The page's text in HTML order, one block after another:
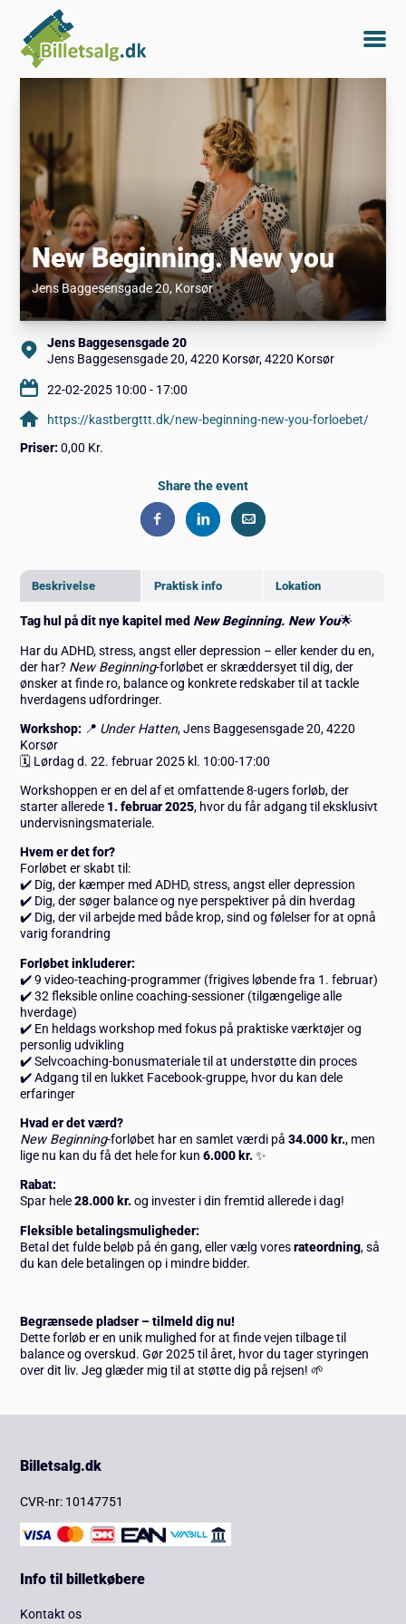
New Beginning. New you
Jens Baggesensgade 20, Korsør
Beskrivelse Praktisk info Lokation
Tag hul på dit nye kapitel med New Beginning. New You🌟
Har du ADHD, stress, angst eller depression – eller kender du en,
der har? New Beginning-forløbet er skræddersyet til dig, der
ønsker at finde ro, balance og konkrete redskaber til at tackle
hverdagens udfordringer.
Workshop: 📍 Under Hatten, Jens Baggesensgade 20, 4220
Korsør
🗓 Lørdag d. 22. februar 2025 kl. 10:00-17:00
Workshoppen er en del af et omfattende 8-ugers forløb, der
starter allerede 1. februar 2025, hvor du får adgang til eksklusivt
undervisningsmateriale.
Hvem er det for?
Forløbet er skabt til:
✔️ Dig, der kæmper med ADHD, stress, angst eller depression
✔️ Dig, der søger balance og nye perspektiver på din hverdag
✔️ Dig, der vil arbejde med både krop, sind og følelser for at opnå
varig forandring
Forløbet inkluderer:
✔️ 9 video-teaching-programmer (frigives løbende fra 1. februar)
✔️ 32 fleksible online coaching-sessioner (tilgængelige alle
hverdage)
✔️ En heldags workshop med fokus på praktiske værktøjer og
personlig udvikling
✔️ Selvcoaching-bonusmateriale til at understøtte din proces
✔️ Adgang til en lukket Facebook-gruppe, hvor du kan dele
erfaringer
Hvad er det værd?
New Beginning-forløbet har en samlet værdi på34.000 kr., men
lige nu kan du få det hele for kun6.000 kr.✨
Rabat:
Spar hele28.000 kr.og invester i din fremtid allerede i dag!
Fleksible betalingsmuligheder:
Betal det fulde beløb på én gang, eller vælg voresrateordning, så
du kan dele betalingen op i mindre bidder.
Begrænsede pladser – tilmeld dig nu!
Dette forløb er en unik mulighed for at finde vejen tilbage til
balance og overskud. Gør 2025 til året, hvor du tager styringen
over dit liv. Jeg glæder mig til at støtte dig på rejsen! 🌱
Jens Baggesensgade 20
Jens Baggesensgade 20, 4220 Korsør, 4220 Korsør
22-02-2025 10:00 - 17:00
https://kastbergttt.dk/new-beginning-new-you-forloebet/
Priser: 0,00 Kr.
Share the event
Billetsalg.dk
CVR-nr: 10147751
Info til billetkøbere
Kontakt os